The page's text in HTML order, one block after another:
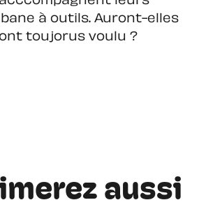
à outils. Auront-elles
toujorus voulu ?
aussi